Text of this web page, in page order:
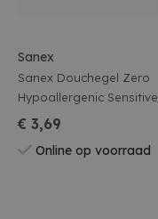
Sanex
Sanex Douchegel Zero
Hypoallergenic Sensitive
400ml
€ 3,69
Online op voorraad